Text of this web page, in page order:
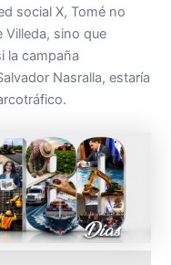
social X, Tomé no
Villeda, sino que
la campaña
Nasralla, estaría